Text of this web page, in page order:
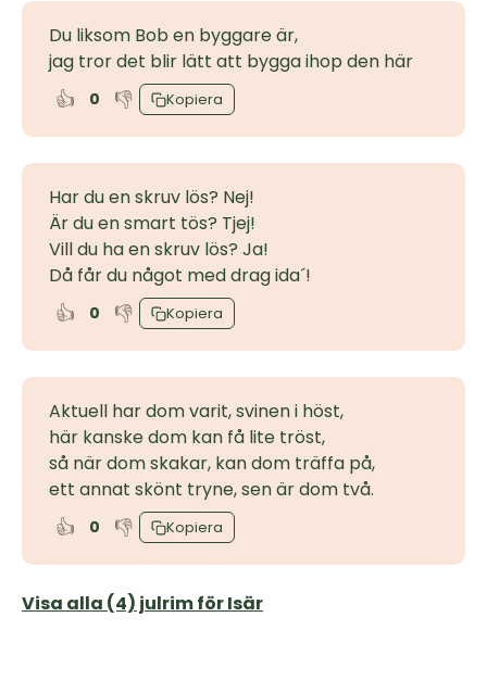
Du liksom Bob en byggare är,
jag tror det blir lätt att bygga ihop den här
👍 0 👎 Kopiera
Har du en skruv lös? Nej!
Är du en smart tös? Tjej!
Vill du ha en skruv lös? Ja!
Då får du något med drag ida´!
👍 0 👎 Kopiera
Aktuell har dom varit, svinen i höst,
här kanske dom kan få lite tröst,
så när dom skakar, kan dom träffa på,
ett annat skönt tryne, sen är dom två.
👍 0 👎 Kopiera
Visa alla (4) julrim för Isär